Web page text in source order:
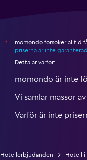
*
momondo försöker alltid
priserna är inte
Detta är varför:
momondo är inte
Vi samlar massor
Varför är inte
Hotellerbjudanden Hotell i